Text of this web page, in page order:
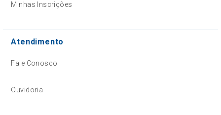
Minhas Inscrições
Atendimento
Fale Conosco
Ouvidoria